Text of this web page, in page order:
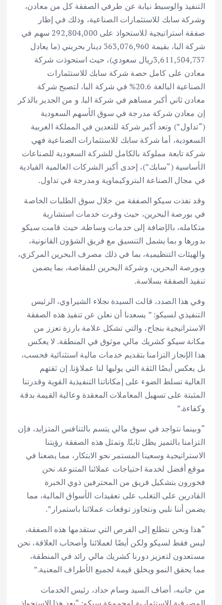
التنفيذ والوسيط نيابة عن طرفي الصفقة كل من معادن،
وشركة سابك للاستثمارات الصناعية، وذلك في إطار
صفقة استراتيجية للاستحواذ على 292,804,000 سهم في
شركة البا، بقيمة 363,076,960 دينار بحريني (ما يعادل
3,611,504,737ريال سعودي)، حيث استحوذت شركة
معادن على كامل حصة شركة سابك للاستثمارات
الصناعية البالغة 20.6% في شركة البا، لتصبح شركة
معادن ثاني أكبر مساهم في شركة البا. و من الجدير بالذكر
إن معادن شركة مدرجة في سوق الأسهم السعودية
(“تداول”) وتعد أكبر شركة للتعدين في المملكة العربية
السعودية، أما شركة سابك للاستثمارات الصناعية فهي
شركة تابعة مملوكة بالكامل للشركة السعودية للصناعات
الأساسية (“سابك”)، إحدى أكبر الشركات العالمية القيادية
في مجال الصناعة البتروكيماوية ومدرجة في تداول.
وقد نفذت سيكو الصفقة من خلال سوق الطلبات الخاصة
في بورصة البحرين، حيث وفرت خدمات استشارية
متكامله، بالإضافة إلى خدمات وساطة. حيث قامت سيكو
بدورها و بما يشمل التنسيق مع فريق الشؤون القانونية،
والهيئات التنظيمية، بما في ذلك مصرف البحرين المركزي،
وبورصة البحرين، وشركة البحرين للمقاصة، بما يضمن
تنفيذ الصفقة بسلاسة.
وفي هذا الصدد، قالت السيدة نجلاء الشيراوي، الرئيس
التنفيذي لسيكو: ” يسعدنا أن نعلن عن تنفيذ هذه الصفقة
الاستراتيجية بنجاح، والتي تشكل علامة بارزة تعزز من
مكانة سيكو كشريك مالي موثوق في المنطقة. لا يعكس
هذا الإنجاز التزامنا بتقديم خدمات مالية استثنائية فحسب،
بل يعكس أيضًا الثقة التي يوليها لنا عملاؤنا. إن ثقتهم
الغالية تسلط الضوء على إمكاناتنا التنفيذية القوية وقدرتنا
المثبتة على تسهيل المعاملات المعقدة وعالية القيمة بدقة
وكفاءة.”
“وبينما نتواجد في سوق مالي يتسم بالتنافس المتزايد، فإن
التزامنا بالتميز يظل ثابتًا. وتمثل هذه الصفقة رؤيتنا
الاستراتيجية وسعينا المستمر نحو الابتكار، مما يضعنا في
موقع أفضل لخدمة احتياجات عملائنا المتنوعة. نحن
فخورون بتشكيل فريق من المحترفين ذوي الخبرة
القادرين على التغلب على تعقيدات الأسواق المالية، مما
يضمن أننا نلبي ونتجاوز توقعات عملائنا باستمرار”.
“هذا ونحن نتطلع إلى الفرص التي ستقدمها هذه الصفقة،
ليس فقط لسيكو ولكن أيضًا لعملائنا وأصحاب العلاقة، نحن
مستعدون لتعزيز دورنا كشريك مالي رائد في المنطقة،
مما يحقق النمو ويخلق قيمة لجميع الأطراف المعنية.”
من جانبه، أضاف السيد وسام حداد، رئيس الخدمات